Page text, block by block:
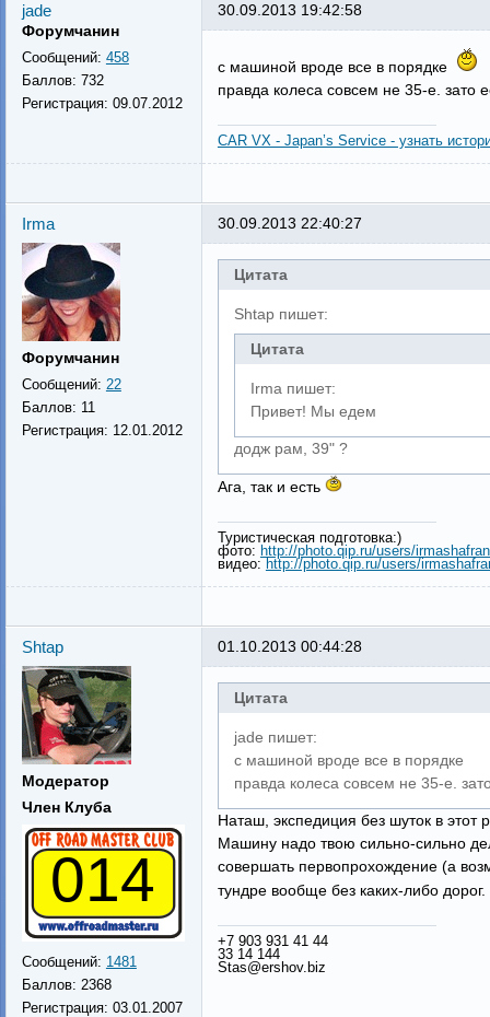
jade
Форумчанин
Сообщений: 458
Баллов: 732
Регистрация: 09.07.2012
30.09.2013 19:42:58
с машиной вроде все в порядке
правда колеса совсем не 35-е. зато
CAR VX - Japan’s Service - узнать
Irma
Форумчанин
Сообщений: 22
Баллов: 11
Регистрация: 12.01.2012
30.09.2013 22:40:27
Цитата
Shtap пишет:
Цитата
Irma пишет:
Привет! Мы едем
додж рам, 39" ?
Ага, так и есть
Туристическая подготовка:)
фото: http://photo.qip.ru/users/
видео:http://photo.qip.ru/users/
Shtap
Модератор
Член Клуба
014
Сообщений: 1481
Баллов: 2368
Регистрация: 03.01.2007
01.10.2013 00:44:28
Цитата
jade пишет:
с машиной вроде все в порядке
правда колеса совсем не 35-е.
Наташ, экспедиция без шуток в этот
Машину надо твою сильно-сильно
совершать первопрохождение (а
тундре вообще без каких-либо
+7 903 931 41 44
33 14 144
Stas@ershov.biz